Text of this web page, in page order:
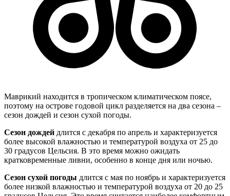
Маврикий находится в тропическом климатическом поясе,
поэтому на острове годовой цикл разделяется на два сезона –
сезон дождей и сезон сухой погоды.
Сезон дождей длится с декабря по апрель и характеризуется
более высокой влажностью и температурой воздуха от 25 до
30 градусов Цельсия. В это время можно ожидать
кратковременные ливни, особенно в конце дня или ночью.
Сезон сухой погоды длится с мая по ноябрь и характеризуется
более низкой влажностью и температурой воздуха от 20 до 25